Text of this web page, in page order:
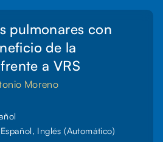
pulmonares con
de la
a VRS
Moreno
Español, Inglés (Automático)